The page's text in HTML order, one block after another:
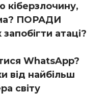
кіберзлочину,
ПОРАДИ
атаці?
WhatsApp?
від найбільш
світу